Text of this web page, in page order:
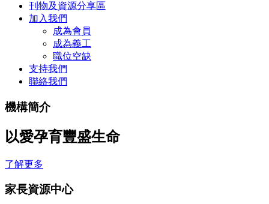
刊物及資源分享區
加入我們
成為會員
成為義工
職位空缺
支持我們
聯絡我們
機構簡介
以愛孕育豐盛生命
了解更多
家長資源中心